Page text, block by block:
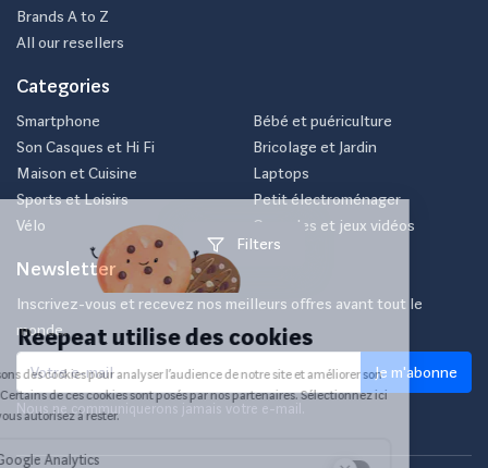
Filters
Brands A to Z
All our resellers
Categories
Smartphone
Son Casques et Hi Fi
Maison et Cuisine
Sports et Loisirs
Vélo
Bébé et puériculture
Bricolage et Jardin
Laptops
Petit électroménager
Consoles et jeux vidéos
Newsletter
Inscrivez-vous et recevez nos meilleurs offres avant tout le
monde.
Je m'abonne
Nous ne communiquerons jamais votre e-mail.